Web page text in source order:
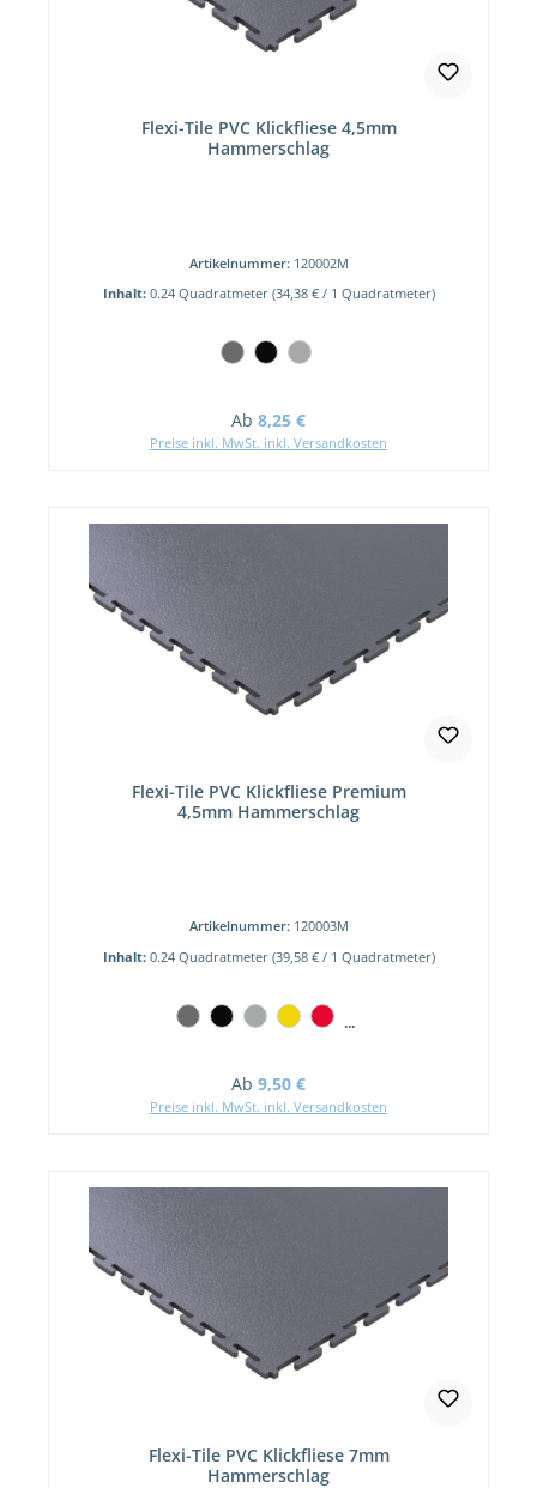
Flexi-Tile PVC Klickfliese 4,5mm
Hammerschlag
Artikelnummer: 120002M
Inhalt: 0.24 Quadratmeter (34,38 € / 1 Quadratmeter)
Regulärer Preis:
Ab 8,25 €
Preise inkl. MwSt. inkl. Versandkosten
Flexi-Tile PVC Klickfliese Premium
4,5mm Hammerschlag
Artikelnummer: 120003M
Inhalt: 0.24 Quadratmeter (39,58 € / 1 Quadratmeter)
...
Regulärer Preis:
Ab 9,50 €
Preise inkl. MwSt. inkl. Versandkosten
Flexi-Tile PVC Klickfliese 7mm
Hammerschlag